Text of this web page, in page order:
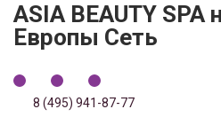
ASIA BEAUTY
Европы Сеть
8 (495) 941-87-77